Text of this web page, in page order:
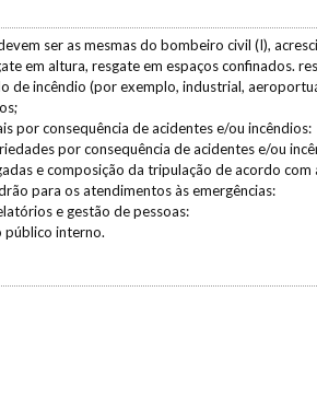
ser as mesmas do bombeiro civil (I),
em altura, resgate em espaços confinados.
de incêndio (por exemplo, industrial,
por consequência de acidentes e/ou incêndios:
por consequência de acidentes e/ou
e composição da tripulação de acordo com
para os atendimentos às emergências:
e gestão de pessoas:
público interno.